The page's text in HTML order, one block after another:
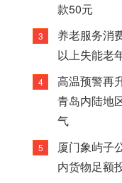
款50元
3
养老服务消
以上失能老
4
高温预警再
青岛内陆地
气
5
厦门象屿子
内货物足额